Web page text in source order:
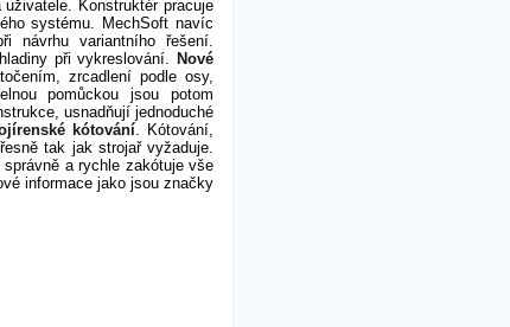
Konstruktér pracuje
systému. MechSoft navíc
návrhu variantního řešení.
při vykreslování. Nové
zrcadlení podle osy,
pomůckou jsou potom
usnadňují jednoduché
kótování. Kótování,
tak jak strojař vyžaduje.
a rychle zakótuje vše
informace jako jsou značky